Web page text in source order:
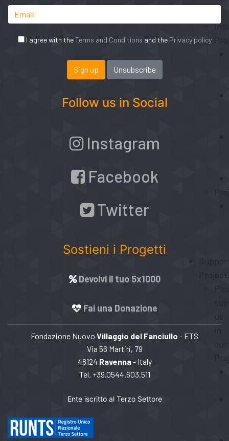
us
in
our
I agree with theTerms and Conditions and the Privacy policy
Follow us in Social
Instagram
Facebook
Twitter
Sostieni i Progetti
Devolvi il tuo 5x1000
Fai una Donazione
Fondazione Nuovo Villaggio del Fanciullo - ETS
Via 56 Martiri, 79
48124 Ravenna- Italy
Tel. +39.0544.603.511
Ente iscritto al Terzo Settore